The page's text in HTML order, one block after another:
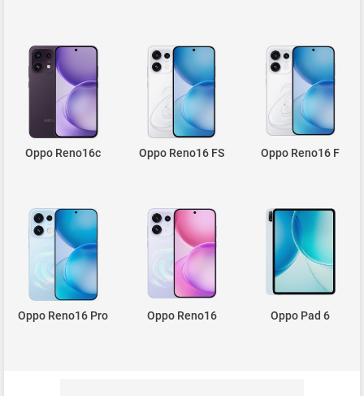
Oppo Reno16c Oppo Reno16 FS Oppo Reno16 F
Oppo Reno16 Pro Oppo Reno16 Oppo Pad 6